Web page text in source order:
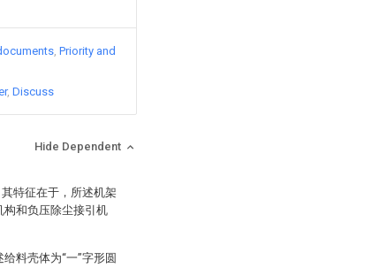
Priority and
Discuss
Hide Dependent
特征在于，所述机架
构和负压除尘接引机
料壳体为“一”字形圆